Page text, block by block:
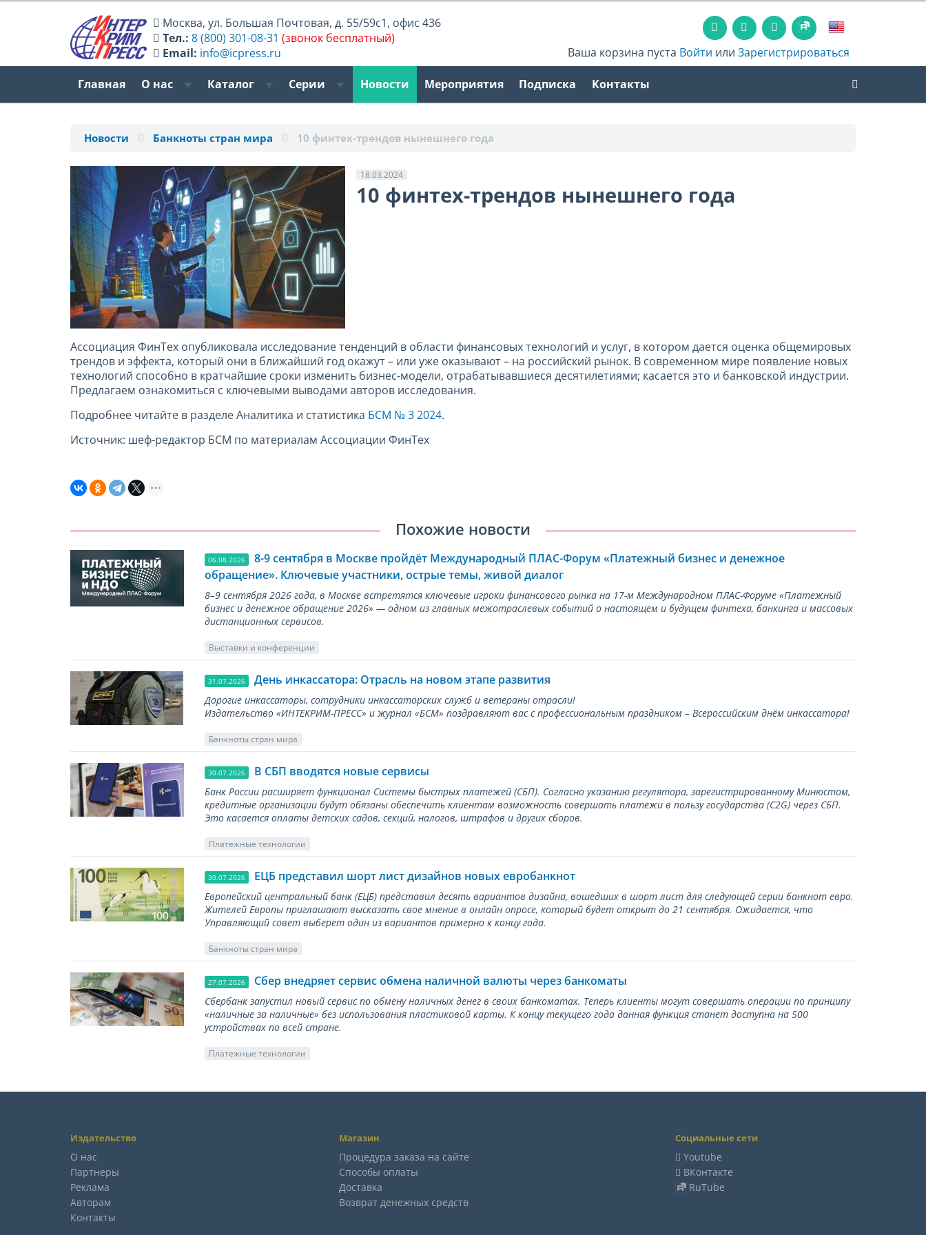
Москва,ул. Большая Почтовая, д. 55/59с1, офис 436
Тел.: 8 (800) 301-08-31 (звонок бесплатный)
Email: info@icpress.ru Ваша корзина пуста Войти илиЗарегистрироваться
Главная О нас Каталог Серии Новости Мероприятия Подписка Контакты
Новости Банкноты стран мира 10 финтех-трендов нынешнего года
18.03.2024
10 финтех-трендов нынешнего года
Ассоциация ФинТех опубликовала исследование тенденций в области финансовых технологий и услуг, в котором дается оценка общемировых
трендов и эффекта, который они в ближайший год окажут – или уже оказывают – на российский рынок. В современном мире появление новых
технологий способно в кратчайшие сроки изменить бизнес-модели, отрабатывавшиеся десятилетиями; касается это и банковской индустрии.
Предлагаем ознакомиться с ключевыми выводами авторов исследования.
Подробнее читайте в разделе Аналитика и статистика БСМ № 3 2024.
Источник: шеф-редактор БСМ по материалам Ассоциации ФинТех
Похожие новости
06.08.2026
8-9 сентября в Москве пройдёт Международный ПЛАС-Форум «Платежный бизнес и денежное
обращение». Ключевые участники, острые темы, живой диалог
8–9 сентября 2026 года, в Москве встретятся ключевые игроки финансового рынка на 17-м Международном ПЛАС-Форуме «Платежный
бизнес и денежное обращение 2026» — одном из главных межотраслевых событий о настоящем и будущем финтеха, банкинга и массовых
дистанционных сервисов.
Выставки и конференции
31.07.2026 День инкассатора: Отрасль на новом этапе развития
Дорогие инкассаторы, сотрудники инкассаторских служб и ветераны отрасли!
Издательство «ИНТЕКРИМ-ПРЕСС» и журнал «БСМ» поздравляют вас с профессиональным праздником – Всероссийским днём инкассатора!
Банкноты стран мира
30.07.2026 В СБП вводятся новые сервисы
Банк России расширяет функционал Системы быстрых платежей (СБП). Согласно указанию регулятора, зарегистрированному Минюстом,
кредитные организации будут обязаны обеспечить клиентам возможность совершать платежи в пользу государства (С2G) через СБП.
Это касается оплаты детских садов, секций, налогов, штрафов и других сборов.
Платежные технологии
30.07.2026 ЕЦБ представил шорт лист дизайнов новых евробанкнот
Европейский центральный банк (ЕЦБ) представил десять вариантов дизайна, вошедших в шорт лист для следующей серии банкнот евро.
Жителей Европы приглашают высказать свое мнение в онлайн опросе, который будет открыт до 21 сентября. Ожидается, что
Управляющий совет выберет один из вариантов примерно к концу года.
Банкноты стран мира
27.07.2026 Сбер внедряет сервис обмена наличной валюты через банкоматы
Сбербанк запустил новый сервис по обмену наличных денег в своих банкоматах. Теперь клиенты могут совершать операции по принципу
«наличные за наличные» без использования пластиковой карты. К концу текущего года данная функция станет доступна на 500
устройствах по всей стране.
Платежные технологии
Издательство
О нас
Партнеры
Реклама
Авторам
Контакты
Магазин
Процедура заказа на сайте
Способы оплаты
Доставка
Возврат денежных средств
Социальные сети
Youtube
ВКонтакте
RuTube